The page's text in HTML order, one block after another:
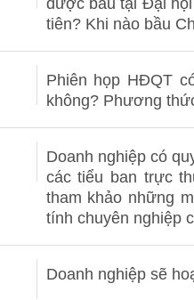
được bầu tại Đại
tiên? Khi nào bầu
Phiên họp HĐQT
không? Phương
Doanh nghiệp có
các tiểu ban trực
tham khảo những
tính chuyên nghiệp
Doanh nghiệp sẽ